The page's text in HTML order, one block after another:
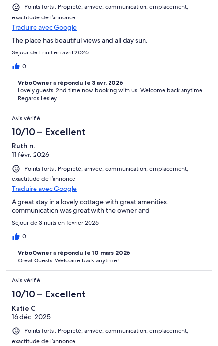
Points forts : Propreté, arrivée, communication, emplacement,
exactitude de l’annonce
Traduire avec Google
The place has beautiful views and all day sun.
Séjour de 1 nuit en avril 2026
0
VrboOwner a répondu le 3 avr. 2026
Lovely guests, 2nd time now booking with us. Welcome back anytime
Regards Lesley
Avis vérifié
10/10 – Excellent
Ruth n.
11 févr. 2026
Points forts : Propreté, arrivée, communication, emplacement,
exactitude de l’annonce
Traduire avec Google
A great stay in a lovely cottage with great amenities.
communication was great with the owner and
Séjour de 3 nuits en février 2026
0
VrboOwner a répondu le 10 mars 2026
Great Guests. Welcome back anytime!
Avis vérifié
10/10 – Excellent
Katie C.
16 déc. 2025
Points forts : Propreté, arrivée, communication, emplacement,
exactitude de l’annonce